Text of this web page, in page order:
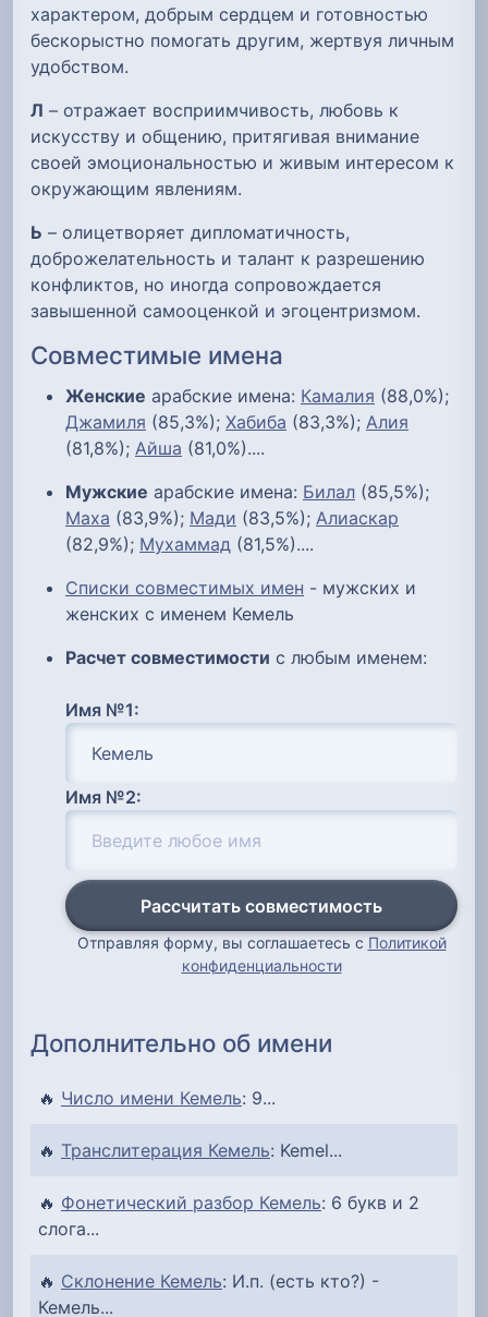
характером, добрым сердцем и готовностью
бескорыстно помогать другим, жертвуя личным
удобством.
Л – отражает восприимчивость, любовь к
искусству и общению, притягивая внимание
своей эмоциональностью и живым интересом к
окружающим явлениям.
Ь – олицетворяет дипломатичность,
доброжелательность и талант к разрешению
конфликтов, но иногда сопровождается
завышенной самооценкой и эгоцентризмом.
Совместимые имена
Женские арабские имена: Камалия (88,0%);
Джамиля (85,3%); Хабиба (83,3%); Алия
(81,8%); Айша (81,0%)....
Мужские арабские имена: Билал (85,5%);
Маха (83,9%); Мади (83,5%); Алиаскар
(82,9%); Мухаммад (81,5%)....
Списки совместимых имен - мужских и
женских с именем Кемель
Расчет совместимости с любым именем:
Имя №1:
Имя №2:
Рассчитать совместимость
Отправляя форму, вы соглашаетесь с Политикой
конфиденциальности
Дополнительно об имени
🔥 Число имени Кемель: 9...
🔥 Транслитерация Кемель: Kemel...
🔥 Фонетический разбор Кемель: 6 букв и 2
слога...
🔥 Склонение Кемель: И.п. (есть кто?) -
Кемель...